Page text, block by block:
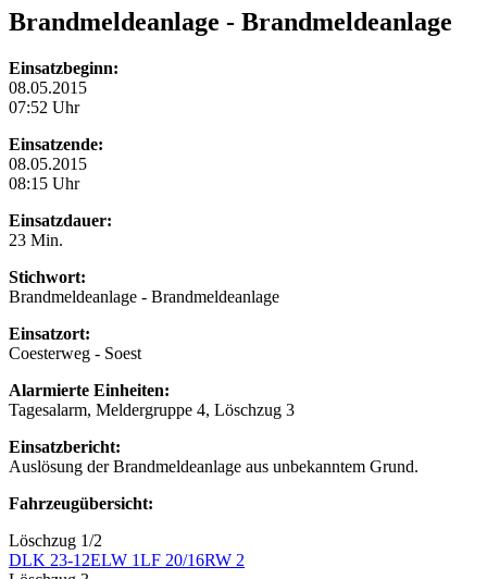
Brandmeldeanlage - Brandmeldeanlage
Einsatzbeginn:
08.05.2015
07:52 Uhr
Einsatzende:
08.05.2015
08:15 Uhr
Einsatzdauer:
23 Min.
Stichwort:
Brandmeldeanlage - Brandmeldeanlage
Einsatzort:
Coesterweg - Soest
Alarmierte Einheiten:
Tagesalarm, Meldergruppe 4, Löschzug 3
Einsatzbericht:
Auslösung der Brandmeldeanlage aus unbekanntem Grund.
Fahrzeugübersicht:
Löschzug 1/2
DLK 23-12ELW 1LF 20/16RW 2